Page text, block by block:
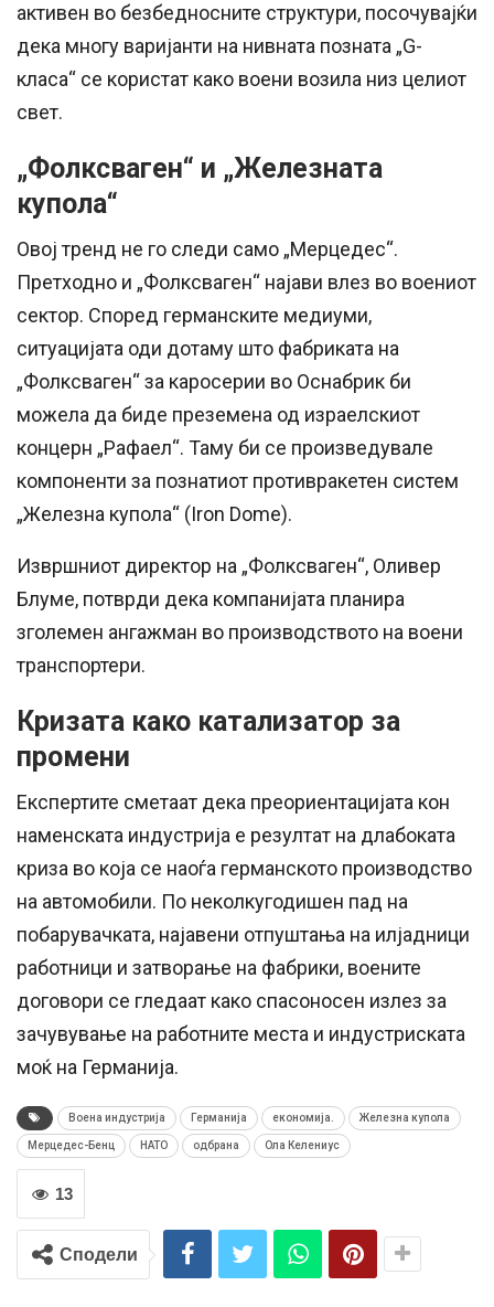
активен во безбедносните структури, посочувајќи
дека многу варијанти на нивната позната „G-
класа“ се користат како воени возила низ целиот
свет.
„Фолксваген“ и „Железната
купола“
Овој тренд не го следи само „Мерцедес“.
Претходно и „Фолксваген“ најави влез во воениот
сектор. Според германските медиуми,
ситуацијата оди дотаму што фабриката на
„Фолксваген“ за каросерии во Оснабрик би
можела да биде преземена од израелскиот
концерн „Рафаел“. Таму би се произведувале
компоненти за познатиот противракетен систем
„Железна купола“ (Iron Dome).
Извршниот директор на „Фолксваген“, Оливер
Блуме, потврди дека компанијата планира
зголемен ангажман во производството на воени
транспортери.
Кризата како катализатор за
промени
Експертите сметаат дека преориентацијата кон
наменската индустрија е резултат на длабоката
криза во која се наоѓа германското производство
на автомобили. По неколкугодишен пад на
побарувачката, најавени отпуштања на илјадници
работници и затворање на фабрики, воените
договори се гледаат како спасоносен излез за
зачувување на работните места и индустриската
моќ на Германија.
Воена индустрија Германија економија. Железна купола
Мерцедес-Бенц НАТО одбрана Ола Келениус
13
Сподели